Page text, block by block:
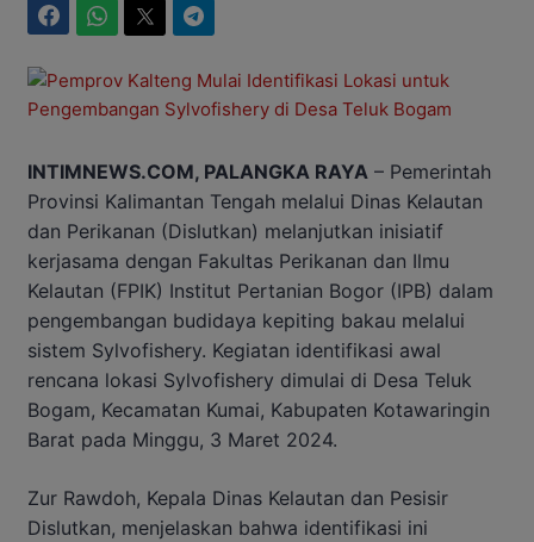
INTIMNEWS.COM, PALANGKA RAYA – Pemerintah
Provinsi Kalimantan Tengah melalui Dinas Kelautan
dan Perikanan (Dislutkan) melanjutkan inisiatif
kerjasama dengan Fakultas Perikanan dan Ilmu
Kelautan (FPIK) Institut Pertanian Bogor (IPB) dalam
pengembangan budidaya kepiting bakau melalui
sistem Sylvofishery. Kegiatan identifikasi awal
rencana lokasi Sylvofishery dimulai di Desa Teluk
Bogam, Kecamatan Kumai, Kabupaten Kotawaringin
Barat pada Minggu, 3 Maret 2024.
Zur Rawdoh, Kepala Dinas Kelautan dan Pesisir
Dislutkan, menjelaskan bahwa identifikasi ini